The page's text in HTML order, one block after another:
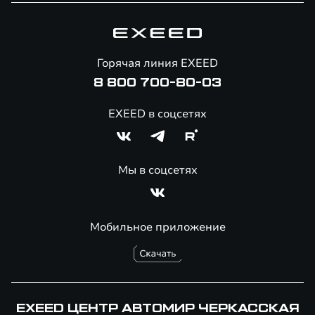
Помощь на дорогах
Мобильное приложение
Горячая линия EXEED
8 800 700-80-03
EXEED в соцсетях
Мы в соцсетях
EXEED ЦЕНТР АВТОМИР ЧЕРКАССКАЯ